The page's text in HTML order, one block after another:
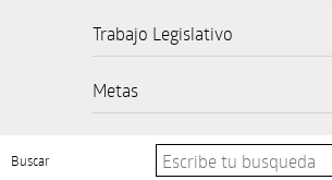
Trabajo Legislativo
Metas
Buscar